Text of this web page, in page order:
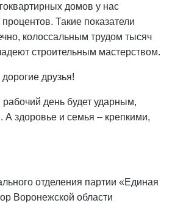
домов у нас
Такие показатели
колоссальным трудом тысяч
строительным мастерством.
друзья!
день будет ударным,
здоровье и семья – крепкими,
отделения партии «Единая
Воронежской области